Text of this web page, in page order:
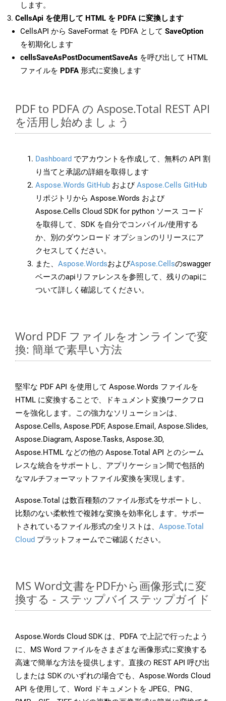
します。
CellsApi を使用して HTML を PDFA に変換します
CellsAPI から SaveFormat を PDFA として SaveOption
を初期化します
cellsSaveAsPostDocumentSaveAs を呼び出して HTML
ファイルを PDFA 形式に変換します
PDF to PDFA の Aspose.Total REST API
を活用し始めましょう
Dashboard でアカウントを作成して、無料の API 割
り当てと承認の詳細を取得します
Aspose.Words GitHub およびAspose.Cells GitHub
リポジトリから Aspose.Words および
Aspose.Cells Cloud SDK for python ソース コード
を取得して、SDK を自分でコンパイル/使用する
か、別のダウンロード オプションのリリースにア
クセスしてください。
また、 Aspose.WordsおよびAspose.Cellsのswagger
ベースのapiリファレンスを参照して、残りのapiに
ついて詳しく確認してください。
Word PDF ファイルをオンラインで変
換: 簡単で素早い方法
堅牢な PDF API を使用して Aspose.Words ファイルを
HTML に変換することで、ドキュメント変換ワークフロ
ーを強化します。この強力なソリューションは、
Aspose.Cells, Aspose.PDF, Aspose.Email, Aspose.Slides,
Aspose.Diagram, Aspose.Tasks, Aspose.3D,
Aspose.HTML などの他の Aspose.Total API とのシーム
レスな統合をサポートし、アプリケーション間で包括的
なマルチフォーマットファイル変換を実現します。
Aspose.Total は数百種類のファイル形式をサポートし、
比類のない柔軟性で複雑な変換を効率化します。サポー
トされているファイル形式の全リストは、 Aspose.Total
Cloud プラットフォームでご確認ください。
MS Word文書をPDFから画像形式に変
換する - ステップバイステップガイド
Aspose.Words Cloud SDK は、PDFA で上記で行ったよう
に、MS Word ファイルをさまざまな画像形式に変換する
高速で簡単な方法を提供します。直接の REST API 呼び出
しまたは SDK のいずれの場合でも、Aspose.Words Cloud
API を使用して、Word ドキュメントを JPEG、PNG、